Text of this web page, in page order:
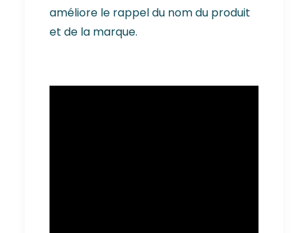
améliore le rappel du nom du produit
et de la marque.